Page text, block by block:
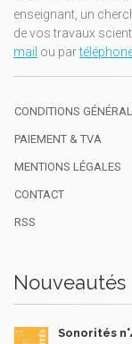
enseignant, un
de vos travaux
mail ou par
CONDITIONS
PAIEMENT & TVA
MENTIONS LÉGALES
CONTACT
RSS
Nouveautés
Sonorités